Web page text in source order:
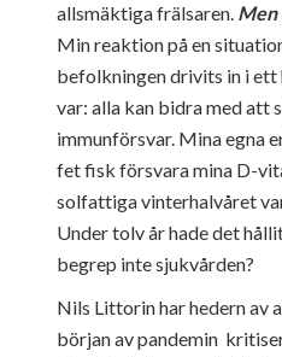
allsmäktiga frälsaren. Men
Min reaktion på en
befolkningen drivits in i ett
var: alla kan bidra med att
immunförsvar. Mina egna
fet fisk försvara mina D-
solfattiga vinterhalvåret
Under tolv år hade det
begrep inte sjukvården?
Nils Littorin har hedern av
början av pandemin